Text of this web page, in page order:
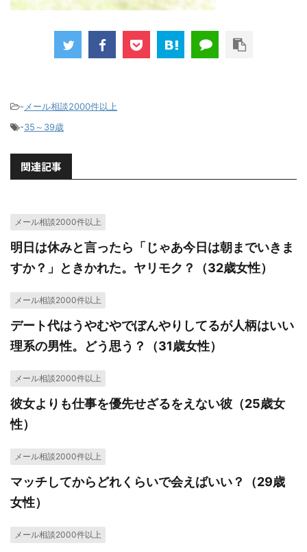
- メール相談2000件以上
-35～39歳
関連記事
メール相談2000件以上
明日は休みと言ったら「じゃあ今日は朝までいきま
すか？」ときかれた。ヤリモク？（32歳女性）
メール相談2000件以上
デート代はうやむやでぼんやりしてるが人柄はいい
理系の男性。どう思う？（31歳女性）
メール相談2000件以上
彼女よりも仕事を優先せざるをえない彼（25歳女
性）
メール相談2000件以上
マッチしてからどれくらいで会えばいい？（29歳
女性）
メール相談2000件以上